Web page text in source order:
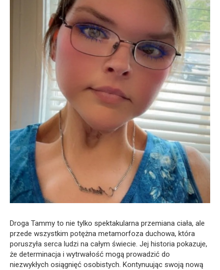
Droga Tammy to nie tylko spektakularna przemiana ciała, ale
przede wszystkim potężna metamorfoza duchowa, która
poruszyła serca ludzi na całym świecie. Jej historia pokazuje,
że determinacja i wytrwałość mogą prowadzić do
niezwykłych osiągnięć osobistych. Kontynuując swoją nową